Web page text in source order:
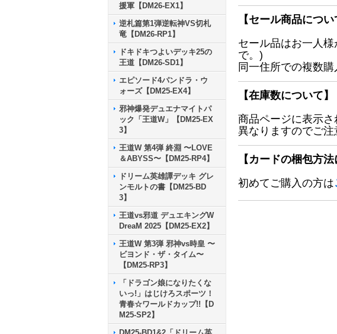
援軍【DM26-EX1】
逆札篇第1弾逆転神VS切札
竜【DM26-RP1】
ドキドキつよいデッキ25の
王道【DM26-SD1】
エピソード4パンドラ・ウ
ォーズ【DM25-EX4】
邪神爆発デュエナマイトパ
ック「王道W」【DM25-EX
3】
王道W 第4弾 終淵 〜LOVE
＆ABYSS〜【DM25-RP4】
ドリーム英雄譚デッキ グレ
ンモルトの書【DM25-BD
3】
王道vs邪道 デュエキングW
DreaM 2025【DM25-EX2】
王道W 第3弾 邪神vs時皇 〜
ビヨンド・ザ・タイム〜
【DM25-RP3】
「ドラゴン娘になりたくな
いっ!」はじけろスポーツ！
青春☆ワールドカップ!!【D
M25-SP2】
【セール商品につい
セール品はお一人
で。)
同一住所での複数
【在庫数について】
商品ページに表示
異なりますのでご注
【カードの梱包方法
初めてご購入の方は